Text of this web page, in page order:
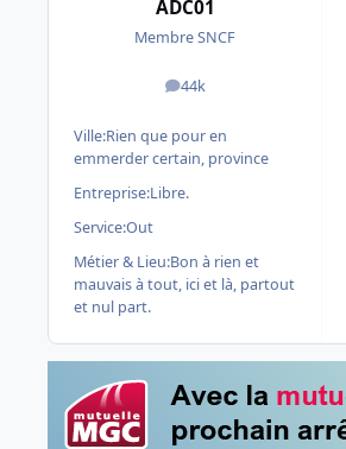
ADC01
Membre SNCF
44k
messages
Ville:Rien que pour en
emmerder certain, province
Entreprise:Libre.
Service:Out
Métier & Lieu:Bon à rien et
mauvais à tout, ici et là, partout
et nul part.